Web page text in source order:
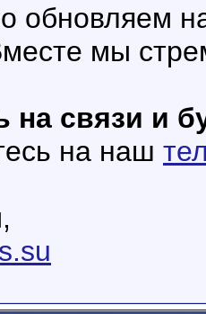
обновляем
мы
на связи и
на наш